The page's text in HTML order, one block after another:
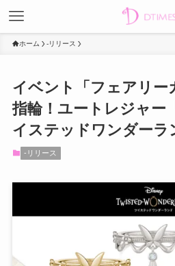
ホーム -リリース
イベント「フェアリー
指輪！ユートレジャー
イステッドワンダーラ
-リリース